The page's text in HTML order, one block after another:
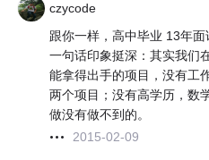
czycode
跟你一样，高中毕业 13年
一句话印象挺深：其实我们
能拿得出手的项目，没有工
两个项目；没有高学历，数
做没有做不到的。
2015-02-09